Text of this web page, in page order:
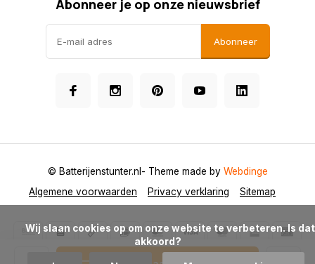
Abonneer je op onze nieuwsbrief
Abonneer
Algemene voorwaarden Privacy verklaring Sitemap
© Batterijenstunter.nl - Theme made by Webdinge
akkoord?